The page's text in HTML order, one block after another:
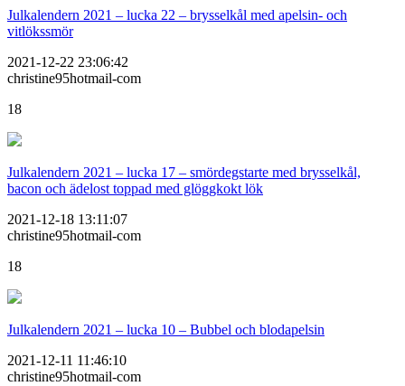
Julkalendern 2021 – lucka 22 – brysselkål med apelsin- och
vitlökssmör
2021-12-22 23:06:42
christine95hotmail-com
18
Julkalendern 2021 – lucka 17 – smördegstarte med brysselkål,
bacon och ädelost toppad med glöggkokt lök
2021-12-18 13:11:07
christine95hotmail-com
18
Julkalendern 2021 – lucka 10 – Bubbel och blodapelsin
2021-12-11 11:46:10
christine95hotmail-com